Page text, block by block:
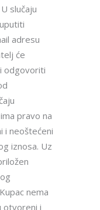
U slučaju
adresu
će
odgovoriti
pravo na
i neoštećeni
iznosa. Uz
nema
otvoreni i